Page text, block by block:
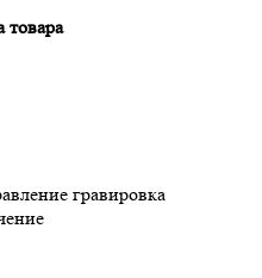
товара
гравировка